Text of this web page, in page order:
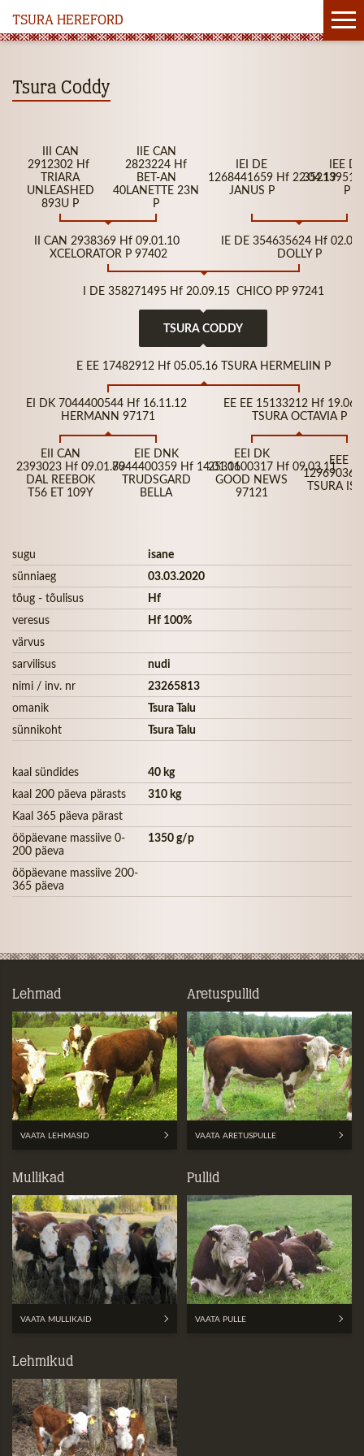
TSURA HEREFORD
Tsura Coddy
III CAN
2912302 Hf
TRIARA
UNLEASHED
893U P
IIE CAN
2823224 Hf
BET-AN
40LANETTE 23N
P
IEI DE
1268441659 Hf 22.04.19
JANUS P
IEE DE
P
II CAN 2938369 Hf 09.01.10
XCELORATOR P 97402
IE DE 354635624 Hf
DOLLY P
I DE 358271495 Hf 20.09.15 CHICO PP 97241
TSURA CODDY
E EE 17482912 Hf 05.05.16 TSURA HERMELIIN P
EI DK 7044400544 Hf 16.11.12
HERMANN 97171
EE EE 15133212 Hf
TSURA OCTAVIA P
EII CAN
2393023 Hf 09.01.89
DAL REEBOK
T56 ET 109Y
EIE DNK
7044400359 Hf 14.01.06
TRUDSGARD
BELLA
EEI DK
2531100317 Hf 09.03.11
GOOD NEWS
97121
EEE EE
12969036
TSURA
sugu
isane
sünniaeg
03.03.2020
tõug - tõulisus
Hf
veresus
Hf 100%
värvus
sarvilisus
nudi
nimi / inv. nr
23265813
omanik
Tsura Talu
sünnikoht
Tsura Talu
kaal sündides
40 kg
kaal 200 päeva pärasts
310 kg
Kaal 365 päeva pärast
ööpäevane massiive 0-
200 päeva
1350 g/p
ööpäevane massiive 200-
365 päeva
Lehmad
VAATA LEHMASID
Aretuspullid
VAATA ARETUSPULLE
Mullikad
VAATA MULLIKAID
Pullid
VAATA PULLE
Lehmikud